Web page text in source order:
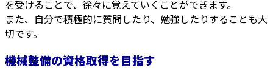
を受けることで、徐々に覚えていくことができます。
また、自分で積極的に質問したり、勉強したりすることも大
切です。
機械整備の資格取得を目指す